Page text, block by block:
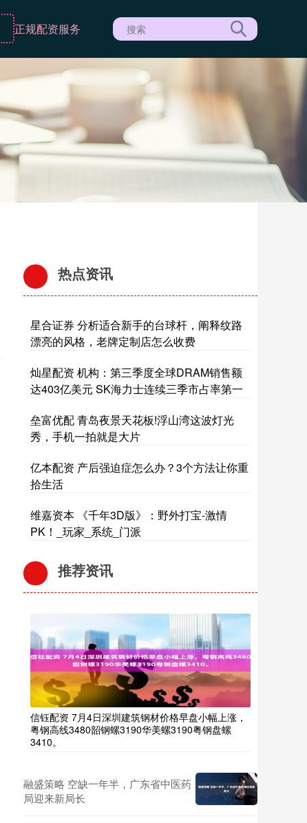
正规配资服务
热点资讯
星合证券 分析适合新手的台球杆，阐释纹路
漂亮的风格，老牌定制店怎么收费
灿星配资 机构：第三季度全球DRAM销售额
达403亿美元 SK海力士连续三季市占率第一
垒富优配 青岛夜景天花板!浮山湾这波灯光
秀，手机一拍就是大片
亿本配资 产后强迫症怎么办？3个方法让你重
拾生活
维嘉资本 《千年3D版》：野外打宝-激情
PK！_玩家_系统_门派
推荐资讯
信钰配资 7月4日深圳建筑钢材价格早盘小幅上涨，
粤钢高线3480韶钢螺3190华美螺3190粤钢盘螺
3410。
融盛策略 空缺一年半，广东省中医药
局迎来新局长